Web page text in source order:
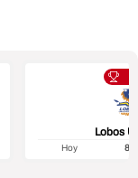
Lobos
Hoy 8